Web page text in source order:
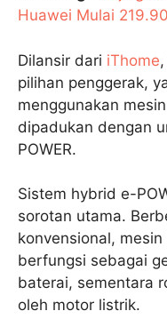
Huawei Mulai
Dilansir dari iThome
pilihan penggerak,
menggunakan
dipadukan dengan
POWER.
Sistem hybrid e-
sorotan utama.
konvensional,
berfungsi sebagai
baterai, sementara
oleh motor listrik.